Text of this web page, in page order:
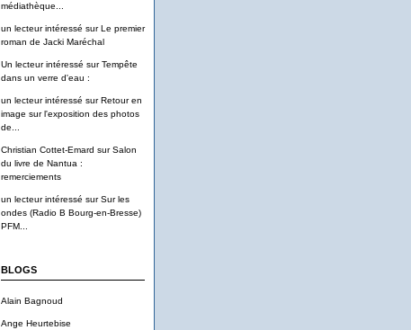
médiathèque...
un lecteur intéressé surLe premier
roman de Jacki Maréchal
Un lecteur intéressé surTempête
dans un verre d'eau :
un lecteur intéressé surRetour en
image sur l'exposition des photos
de...
Christian Cottet-Emard surSalon
du livre de Nantua :
remerciements
un lecteur intéressé surSur les
ondes (Radio B Bourg-en-Bresse)
PFM...
BLOGS
Alain Bagnoud
Ange Heurtebise